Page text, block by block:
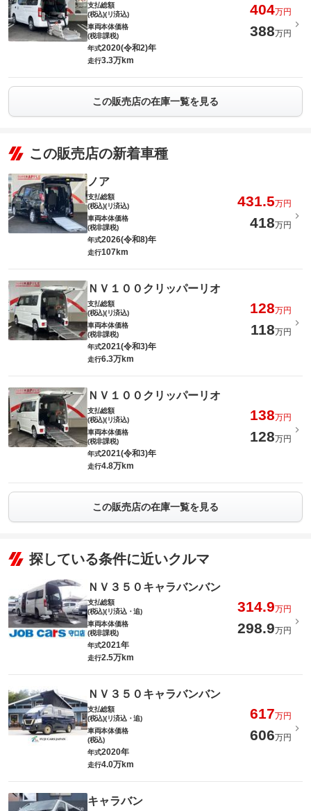
支払総額
(税込)(リ済込)
404万円
車両本体価格
(税非課税)
388万円
年式2020(令和2)年
走行3.3万km
この販売店の在庫一覧を見る
この販売店の新着車種
ノア
支払総額
(税込)(リ済込)
431.5万円
車両本体価格
(税非課税)
418万円
年式2026(令和8)年
走行107km
ＮＶ１００クリッパーリオ
支払総額
(税込)(リ済込)
128万円
車両本体価格
(税非課税)
118万円
年式2021(令和3)年
走行6.3万km
ＮＶ１００クリッパーリオ
支払総額
(税込)(リ済込)
138万円
車両本体価格
(税非課税)
128万円
年式2021(令和3)年
走行4.8万km
この販売店の在庫一覧を見る
探している条件に近いクルマ
ＮＶ３５０キャラバンバン
支払総額
(税込)(リ済込・追)
314.9万円
車両本体価格
(税非課税)
298.9万円
年式2021年
走行2.5万km
ＮＶ３５０キャラバンバン
支払総額
(税込)(リ済込・追)
617万円
車両本体価格
(税込)
606万円
年式2020年
走行4.0万km
キャラバン